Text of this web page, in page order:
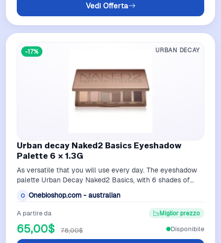
Vedi Offerta
-17% URBAN DECAY
Urban decay Naked2 Basics Eyeshadow
Palette 6 X 1.3G
As versatile that you will use every day. The eyeshadow
palette Urban Decay Naked2 Basics, with 6 shades of
O Onebioshop.com - australian
A partire da
65,00$ 78,00$
Miglior prezzo
Disponibile